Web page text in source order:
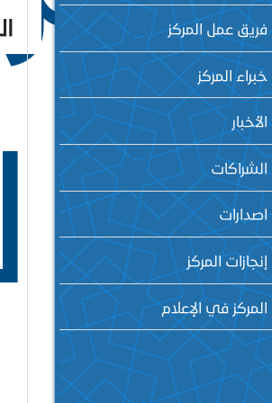
فريق عمل المركز
خبراء المركز
الأخبار
الشراكات
اصدارات
إنجازات المركز
المركز في الإعلام